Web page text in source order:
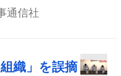
通信社
織」を誤摘